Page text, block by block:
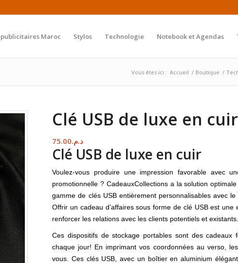
Maroc Stylos Technologie Notebook et Agendas
Vous êtes ici : Accueil / Boutique /
Clé USB de luxe en cuir
د.م.75.00
Clé USB de luxe en cuir
Voulez-vous produire une impression favorable avec
promotionnelle ? CadeauxCollections a la solution
gamme de clés USB entièrement personnalisables avec
Offrir un cadeau d’affaires sous forme de clé USB est
renforcer les relations avec les clients potentiels et existants.
Ces dispositifs de stockage portables sont des cadeaux
chaque jour! En imprimant vos coordonnées au verso,
vous. Ces clés USB, avec un boîtier en aluminium